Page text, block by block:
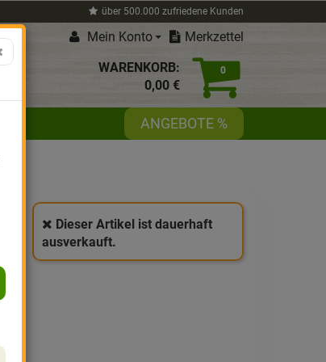
über 500.000 zufriedene Kunden
Mein Konto Merkzettel
0
WARENKORB:
0,00 €
ANGEBOTE %
Dieser Artikel ist dauerhaft
ausverkauft.